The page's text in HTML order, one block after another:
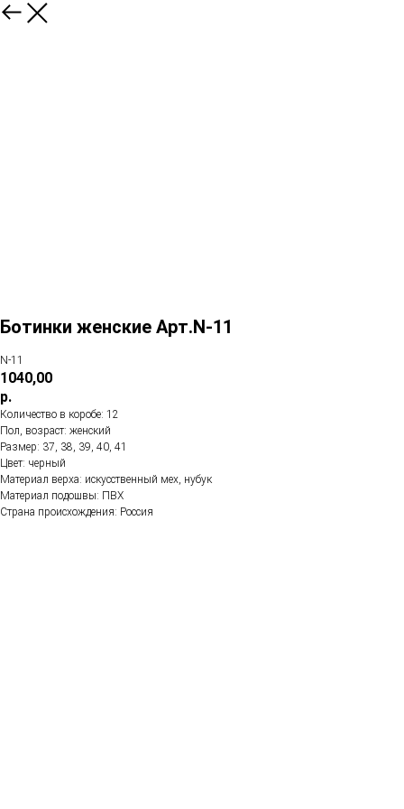
Ботинки женские Арт.N-11
N-11
1040,00
р.
Количество в коробе: 12
Пол, возраст: женский
Размер: 37, 38, 39, 40, 41
Цвет: черный
Материал верха: искусственный мех, нубук
Материал подошвы: ПВХ
Страна происхождения: Россия